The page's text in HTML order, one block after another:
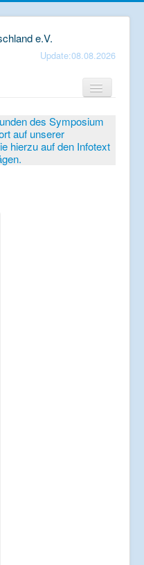
Update:08.08.2026
des Symposium
auf unserer
hierzu auf den Infotext